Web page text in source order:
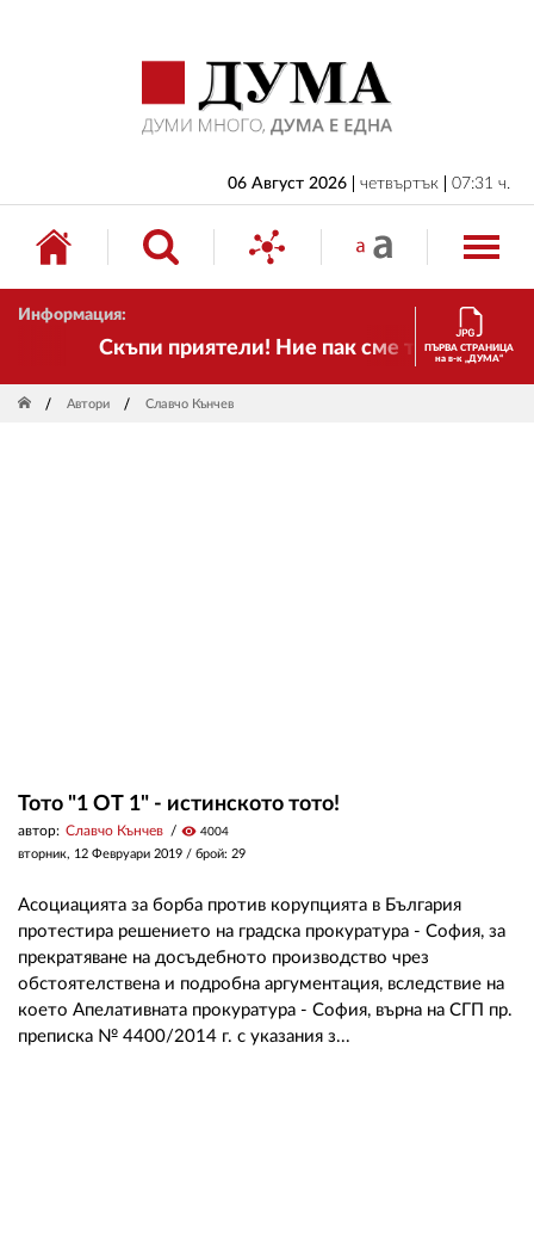
06 Август 2026 четвъртък 07:31 ч.
Информация:
Скъпи приятели! Ние пак сме тук! Времето
ПЪРВА СТРАНИЦА
на в-к „ДУМА“
Автори Славчо Кънчев
Тото "1 ОТ 1" - истинското тото!
автор: Славчо Кънчев visibility 4004
вторник, 12 Февруари 2019 / брой: 29
Асоциацията за борба против корупцията в България
протестира решението на градска прокуратура - София, за
прекратяване на досъдебното производство чрез
обстоятелствена и подробна аргументация, вследствие на
което Апелативната прокуратура - София, върна на СГП пр.
преписка № 4400/2014 г. с указания з...
БЪЛГАРИЯ
ИКОНОМИКА
ИЗБОРИ
СВЯТ
ПОЛИТИКА ЗА БИСКВИТКИТЕ
ПОЛИТИКАТА ЗА
ПОВЕРИТЕЛНОСТ